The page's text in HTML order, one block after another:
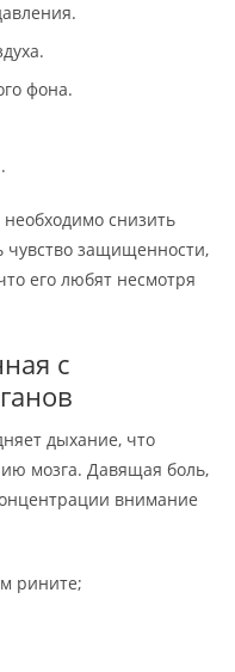
фона.
снизить
чувство защищенности,
его любят несмотря
с
дыхание, что
мозга. Давящая боль,
внимание
рините;